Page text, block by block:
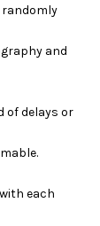
randomly
and
of delays or
each